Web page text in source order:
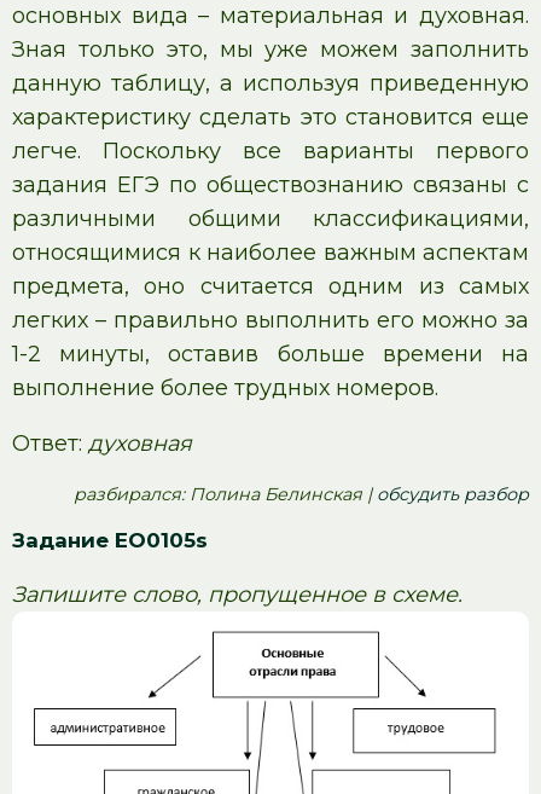
основных вида – материальная и духовная.
Зная только это, мы уже можем заполнить
данную таблицу, а используя приведенную
характеристику сделать это становится еще
легче. Поскольку все варианты первого
задания ЕГЭ по обществознанию связаны с
различными общими классификациями,
относящимися к наиболее важным аспектам
предмета, оно считается одним из самых
легких – правильно выполнить его можно за
1-2 минуты, оставив больше времени на
выполнение более трудных номеров.
Ответ: духовная
pазбирался: Полина Белинская |обсудить разбор
Задание EO0105s
Запишите слово, пропущенное в схеме.